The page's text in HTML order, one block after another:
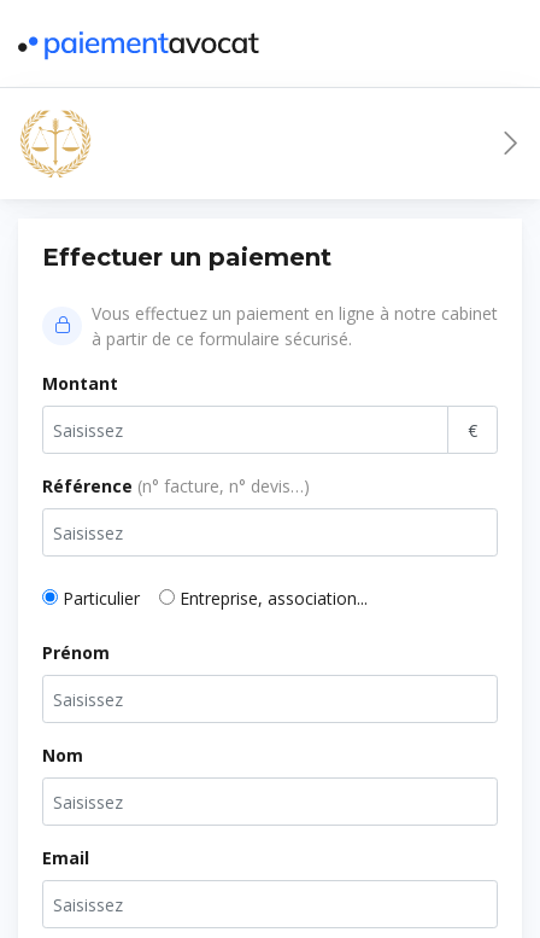
Effectuer un paiement
Vous effectuez un paiement en ligne à notre cabinet
à partir de ce formulaire sécurisé.
Montant
€
Référence (n° facture, n° devis…)
Particulier Entreprise, association...
Prénom
Nom
Email